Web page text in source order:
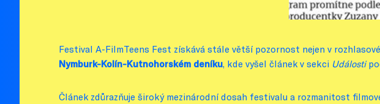
Festival A-FilmTeens Fest získává stále větší pozornost nejen v
Nymburk-Kolín-Kutnohorském deníku, kde vyšel článek v sekci Události
Článek zdůrazňuje široký mezinárodní dosah festivalu a rozmanitost